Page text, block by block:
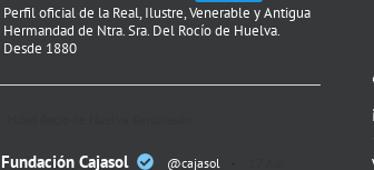
Perfil oficial de la Real, Ilustre, Venerable y Antigua
Hermandad de Ntra. Sra. Del Rocío de Huelva.
Desde 1880
Fundación Cajasol @cajasol ·